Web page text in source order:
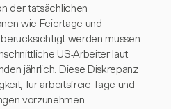
der tatsächlichen
wie Feiertage und
werden müssen.
US-Arbeiter laut
jährlich. Diese Diskrepanz
für arbeitsfreie Tage und
vorzunehmen.